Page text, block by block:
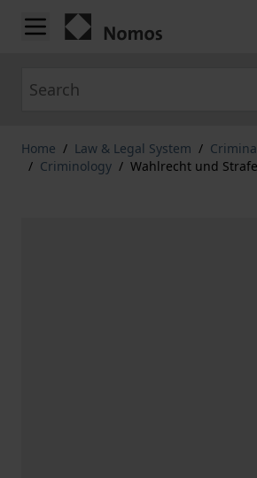
Skip to Content
Home / Law & Legal System /
/ Criminology / Wahlrecht und Strafe